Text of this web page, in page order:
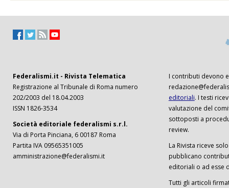
Federalismi.it - Rivista Telematica
Registrazione al Tribunale di Roma numero
202/2003 del 18.04.2003
ISSN 1826-3534
Società editoriale federalismi s.r.l.
Via di Porta Pinciana, 6 00187 Roma
Partita IVA 09565351005
amministrazione@federalismi.it
I contributi devono
editoriali. I testi
valutazione del
sottoposti a
review.
La Rivista riceve
pubblicano
editoriali o ad esse
Tutti gli articoli